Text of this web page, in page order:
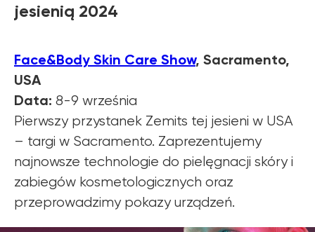
jesienią 2024
Face&Body Skin Care Show, Sacramento,
USA
Data: 8-9 września
Pierwszy przystanek Zemits tej jesieni w USA
– targi w Sacramento. Zaprezentujemy
najnowsze technologie do pielęgnacji skóry i
zabiegów kosmetologicznych oraz
przeprowadzimy pokazy urządzeń.